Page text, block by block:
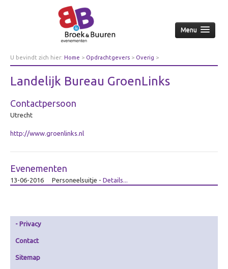
Menu
Aanpak
Nieuws & achtergrond
Wie
Contact
Opdrachtgevers
Over opdrachtgevers
Bedrijfsleven
Overheid
U bevindt zich hier: Home > Opdrachtgevers > Overig >
Landelijk Bureau GroenLinks
Landelijk Bureau GroenLinks
Contactpersoon
Utrecht
http://www.groenlinks.nl
Evenementen
13-06-2016 Personeelsuitje - Details...
Privacy
Contact
Sitemap